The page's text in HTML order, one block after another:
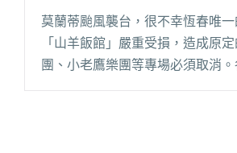
莫蘭蒂颱風襲台，很不幸恆春唯一
「山羊飯館」嚴重受損，造成原
團、小老鷹樂團等專場必須取消。
知訊息後，深感山羊飯館重建勢